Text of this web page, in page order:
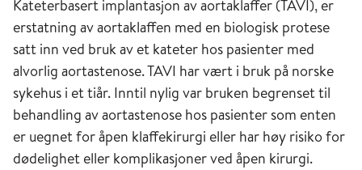
Kateterbasert implantasjon av aortaklaffer (TAVI), er
erstatning av aortaklaffen med en biologisk protese
satt inn ved bruk av et kateter hos pasienter med
alvorlig aortastenose. TAVI har vært i bruk på norske
sykehus i et tiår. Inntil nylig var bruken begrenset til
behandling av aortastenose hos pasienter som enten
er uegnet for åpen klaffekirurgi eller har høy risiko for
dødelighet eller komplikasjoner ved åpen kirurgi.